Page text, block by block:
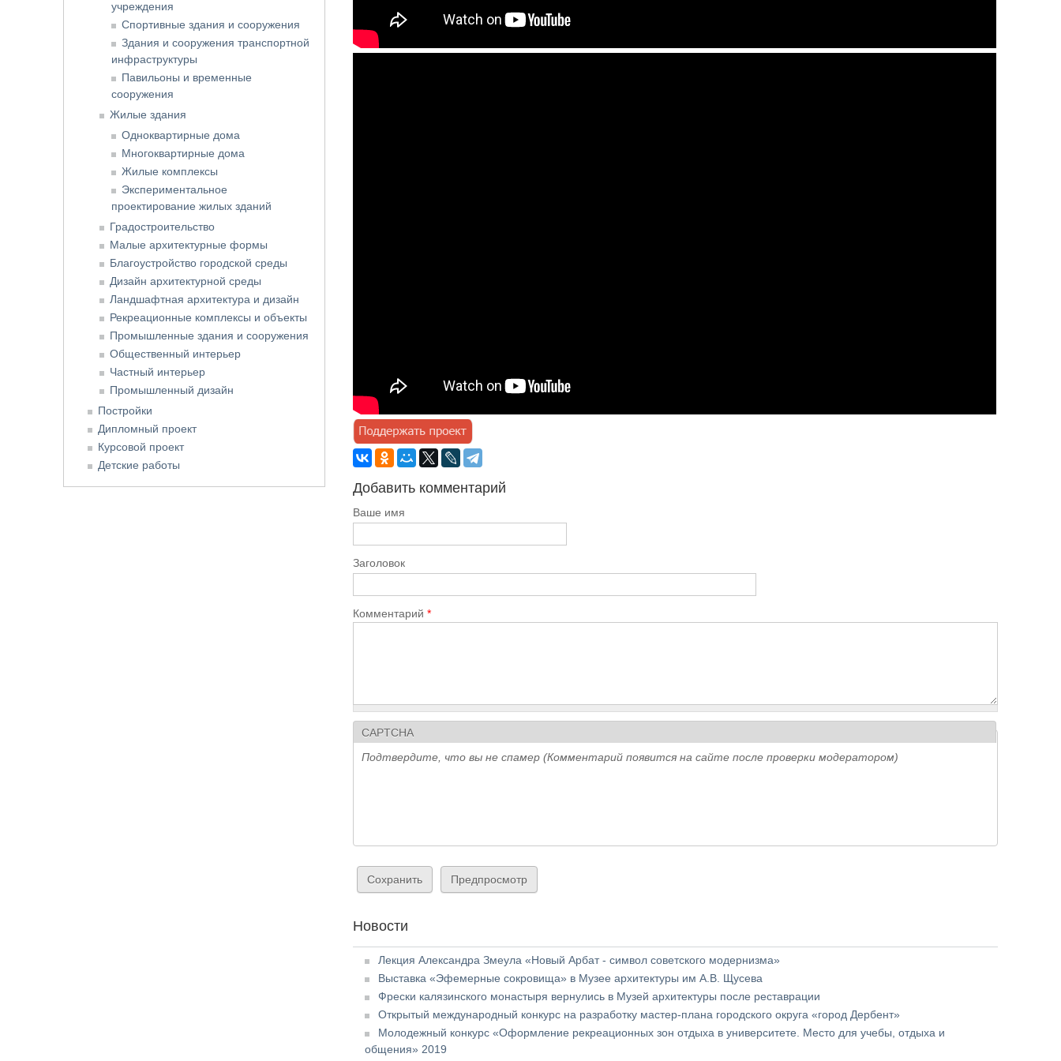
Добавить комментарий
Ваше имя
Заголовок
Комментарий*
CAPTCHA
Подтвердите, что вы не спамер (Комментарий появится на сайте после проверки модератором)
Новости
Лекция Александра Змеула «Новый Арбат - символ советского модернизма»
Выставка «Эфемерные сокровища» в Музее архитектуры им А.В. Щусева
Фрески калязинского монастыря вернулись в Музей архитектуры после реставрации
Открытый международный конкурс на разработку мастер-плана городского округа «город Дербент»
Молодежный конкурс «Оформление рекреационных зон отдыха в университете. Место для учебы, отдыха и
общения» 2019
учреждения
Спортивные здания и сооружения
Здания и сооружения транспортной
инфраструктуры
Павильоны и временные
сооружения
Жилые здания
Одноквартирные дома
Многоквартирные дома
Жилые комплексы
Экспериментальное
проектирование жилых зданий
Градостроительство
Малые архитектурные формы
Благоустройство городской среды
Дизайн архитектурной среды
Ландшафтная архитектура и дизайн
Рекреационные комплексы и объекты
Промышленные здания и сооружения
Общественный интерьер
Частный интерьер
Промышленный дизайн
Постройки
Дипломный проект
Курсовой проект
Детские работы